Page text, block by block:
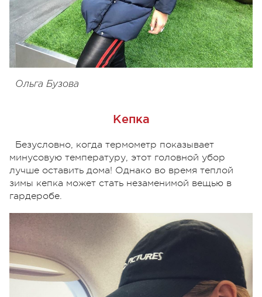
Ольга Бузова
Кепка
Безусловно, когда термометр показывает
минусовую температуру, этот головной убор
лучше оставить дома! Однако во время теплой
зимы кепка может стать незаменимой вещью в
гардеробе.